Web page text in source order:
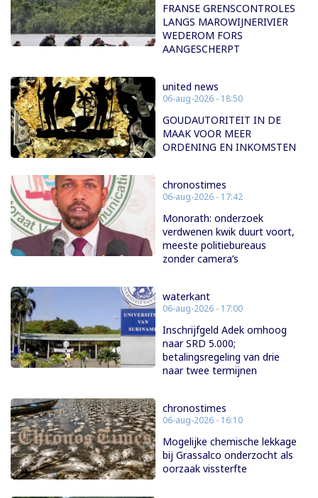
FRANSE GRENSCONTROLES
LANGS MAROWIJNERIVIER
WEDEROM FORS
AANGESCHERPT
united news
06-aug-2026 - 18:50
GOUDAUTORITEIT IN DE
MAAK VOOR MEER
ORDENING EN INKOMSTEN
chronostimes
06-aug-2026 - 17:42
Monorath: onderzoek
verdwenen kwik duurt voort,
meeste politiebureaus
zonder camera’s
waterkant
06-aug-2026 - 17:00
Inschrijfgeld Adek omhoog
naar SRD 5.000;
betalingsregeling van drie
naar twee termijnen
chronostimes
06-aug-2026 - 16:10
Mogelijke chemische lekkage
bij Grassalco onderzocht als
oorzaak vissterfte